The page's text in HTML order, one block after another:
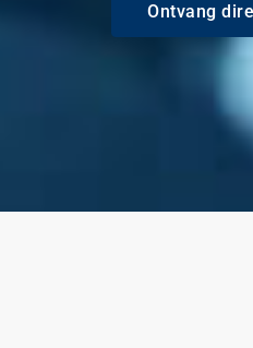
Ontvang